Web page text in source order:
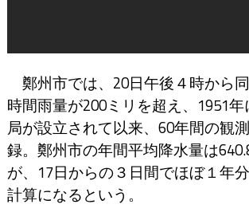
鄭州市では、20日午後４時から
時間雨量が200ミリを超え、1951
局が設立されて以来、60年間の観
録。鄭州市の年間平均降水量は
が、17日からの３日間でほぼ１年
計算になるという。